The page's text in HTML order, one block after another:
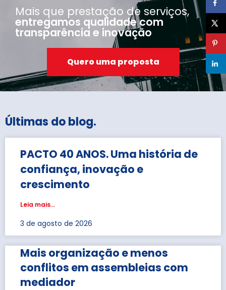
Mais que prestação de serviços,
entregamos qualidade com
transparência e inovação
Quero uma proposta
Últimas do blog.
PACTO 40 ANOS. Uma história de
confiança, inovação e
crescimento
Leia mais...
3 de agosto de 2026
Mais organização e menos
conflitos em assembleias com
mediador